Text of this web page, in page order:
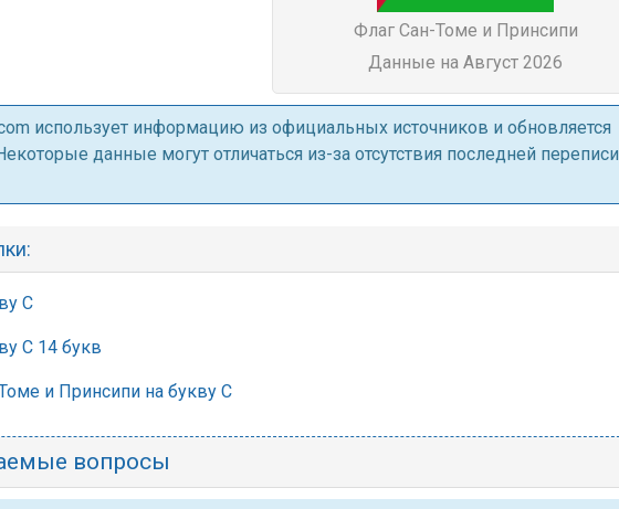
Флаг Сан-Томе и Принсипи
Данные на Август 2026
использует информацию из официальных источников и обновляется
данные могут отличаться из-за отсутствия последней переписи
С
С 14 букв
и Принсипи на букву С
вопросы